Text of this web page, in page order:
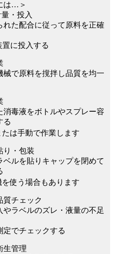
は…＞
・投入
た配合に従って原料を正確
に投入する
で原料を撹拌し品質を均一
毒液をボトルやスプレー容
る
は手動で作業します
・包装
ルを貼りキャップを閉めて
使う場合もあります
チェック
ラベルのズレ・液量の不足
でチェックする
管理